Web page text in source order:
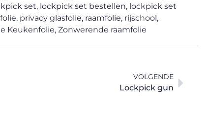
set, lockpick set bestellen, lockpick set
, privacy glasfolie, raamfolie, rijschool ,
Keukenfolie, Zonwerende raamfolie
VOLGENDE
Lockpick gun